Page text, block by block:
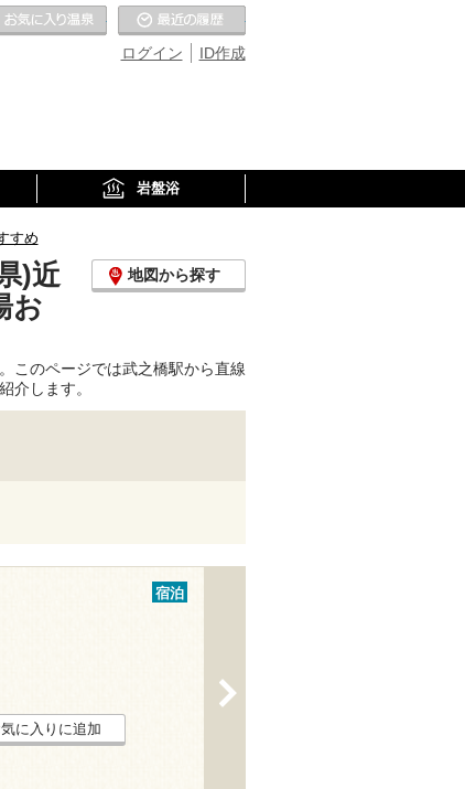
ID作成
ログイン
お気に入りの温泉
岩盤浴
すめ
)近
お
地図から探す
このページでは武之橋駅から直線
介します。
宿泊
に入りに追加